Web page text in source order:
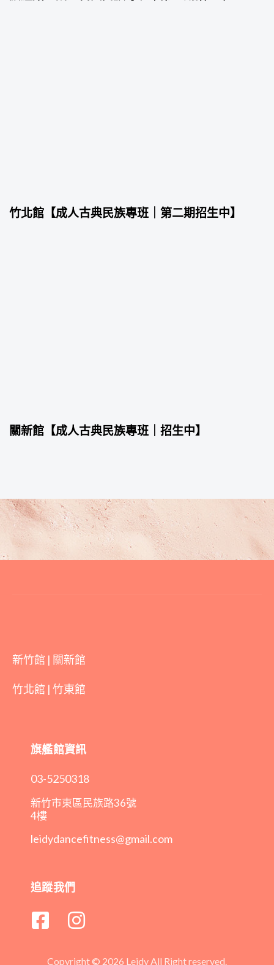
竹北館【成人古典民族專班｜第二期招生中】
關新館【成人古典民族專班｜招生中】
新竹館 | 關新館
竹北館 | 竹東館
旗艦館資訊
03-5250318
新竹市東區民族路36號
4樓
leidydancefitness@gmail.com
追蹤我們
Copyright © 2026 Leidy All Right reserved.